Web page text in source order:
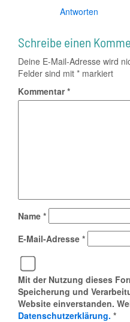
Antworten
Schreibe einen
Deine E-Mail-Adresse wird
Felder sind mit * markiert
Kommentar*
Name *
E-Mail-Adresse *
Mit der Nutzung dieses
Speicherung und
Website einverstanden.
Datenschutzerklärung. *